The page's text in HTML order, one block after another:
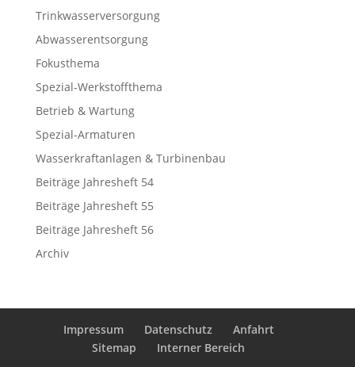
Trinkwasserversorgung
Abwasserentsorgung
Fokusthema
Spezial-Werkstoffthema
Betrieb & Wartung
Spezial-Armaturen
Wasserkraftanlagen & Turbinenbau
Beiträge Jahresheft 54
Beiträge Jahresheft 55
Beiträge Jahresheft 56
Archiv
Impressum Datenschutz
Anfahrt
Sitemap
Interner Bereich